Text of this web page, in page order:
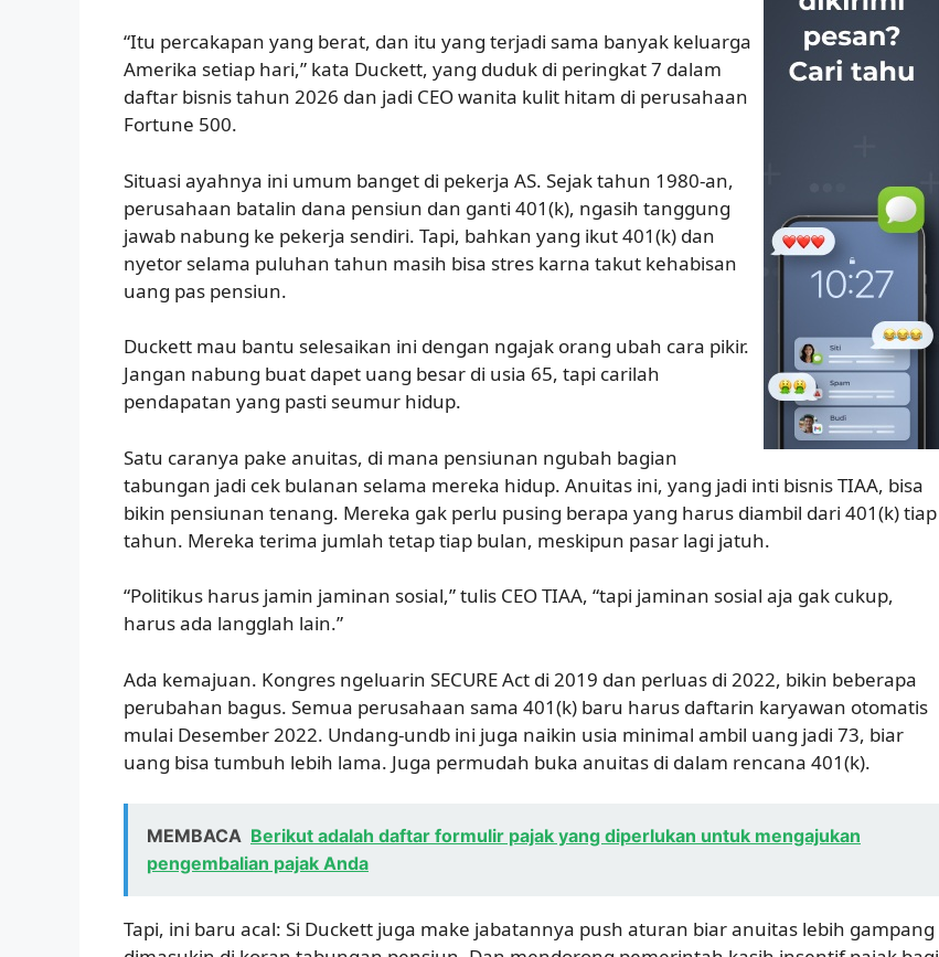
“Itu percakapan yang berat, dan itu yang terjadi sama banyak keluarga
Amerika setiap hari,” kata Duckett, yang duduk di peringkat 7 dalam
daftar bisnis tahun 2026 dan jadi CEO wanita kulit hitam di perusahaan
Fortune 500.
Situasi ayahnya ini umum banget di pekerja AS. Sejak tahun 1980-an,
perusahaan batalin dana pensiun dan ganti 401(k), ngasih tanggung
jawab nabung ke pekerja sendiri. Tapi, bahkan yang ikut 401(k) dan
nyetor selama puluhan tahun masih bisa stres karna takut kehabisan
uang pas pensiun.
Duckett mau bantu selesaikan ini dengan ngajak orang ubah cara pikir.
Jangan nabung buat dapet uang besar di usia 65, tapi carilah
pendapatan yang pasti seumur hidup.
Satu caranya pake anuitas, di mana pensiunan ngubah bagian
tabungan jadi cek bulanan selama mereka hidup. Anuitas ini, yang jadi inti bisnis TIAA, bisa
bikin pensiunan tenang. Mereka gak perlu pusing berapa yang harus diambil dari 401(k) tiap
tahun. Mereka terima jumlah tetap tiap bulan, meskipun pasar lagi jatuh.
“Politikus harus jamin jaminan sosial,” tulis CEO TIAA, “tapi jaminan sosial aja gak cukup,
harus ada langglah lain.”
Ada kemajuan. Kongres ngeluarin SECURE Act di 2019 dan perluas di 2022, bikin beberapa
perubahan bagus. Semua perusahaan sama 401(k) baru harus daftarin karyawan otomatis
mulai Desember 2022. Undang-undb ini juga naikin usia minimal ambil uang jadi 73, biar
uang bisa tumbuh lebih lama. Juga permudah buka anuitas di dalam rencana 401(k).
MEMBACA Berikut adalah daftar formulir pajak yang diperlukan untuk mengajukan
pengembalian pajak Anda
Tapi, ini baru acal: Si Duckett juga make jabatannya push aturan biar anuitas lebih gampang